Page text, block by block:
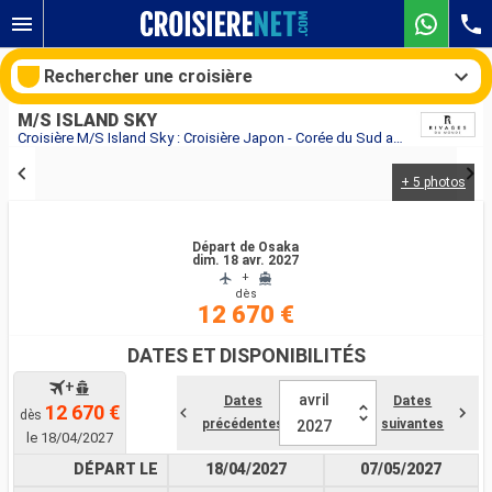
Croisière M/S Island Sky : Croisière Japon - Corée du Sud au départ de Osaka
M/S ISLAND SKY
+ 5 photos
Départ de Osaka
dim. 18 avr. 2027
+
dès
12 670 €
DATES ET DISPONIBILITÉS
+
dès 12 670 €
le 18/04/2027
Dates
précédentes
avril
2027
Dates
suivantes
DÉPART LE
18/04/2027
07/05/2027
Rechercher une croisière
Rechercher